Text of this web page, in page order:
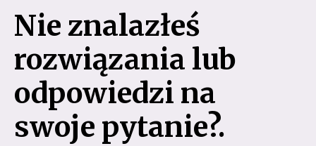
Nie znalazłeś
rozwiązania lub
odpowiedzi na
swoje pytanie?.